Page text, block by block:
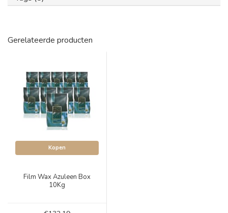
Gerelateerde producten
Kopen
Film Wax Azuleen Box
10Kg